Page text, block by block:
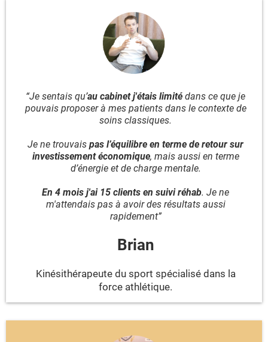
“Je sentais qu’au cabinet j'étais limité dans ce que je
pouvais proposer à mes patients dans le contexte de
soins classiques.
Je ne trouvais pas l’équilibre en terme de retour sur
investissement économique, mais aussi en terme
d’énergie et de charge mentale.
En 4 mois j'ai 15 clients en suivi réhab. Je ne
m'attendais pas à avoir des résultats aussi
rapidement”
Brian
Kinésithérapeute du sport spécialisé dans la
force athlétique.